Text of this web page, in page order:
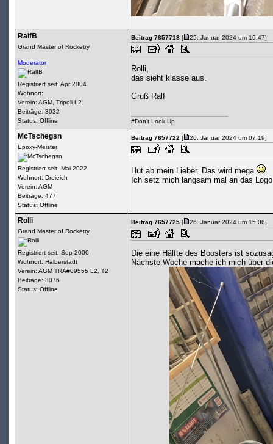
RalfB
Grand Master of Rocketry
Moderator
Registriert seit: Apr 2004
Wohnort:
Verein: AGM, Tripoli L2
Beiträge: 3032
Status: Offline
Beitrag 7657718[ 25. Januar 2024 um 16:47]
Rolli,
das sieht klasse aus.
Gruß Ralf
#Don’t Look Up
McTschegsn
Epoxy-Meister
Registriert seit: Mai 2022
Wohnort: Dreieich
Verein: AGM
Beiträge: 477
Status: Offline
Beitrag 7657722[ 26. Januar 2024 um 07:19]
Hut ab mein Lieber. Das wird mega
Ich setz mich langsam mal an das
Rolli
Grand Master of Rocketry
Registriert seit: Sep 2000
Wohnort: Halberstadt
Verein: AGM TRA#09555 L2, T2
Beiträge: 3076
Status: Offline
Beitrag 7657725[ 26. Januar 2024 um 15:06]
Die eine Hälfte des Boosters ist
Nächste Woche mache ich mich über